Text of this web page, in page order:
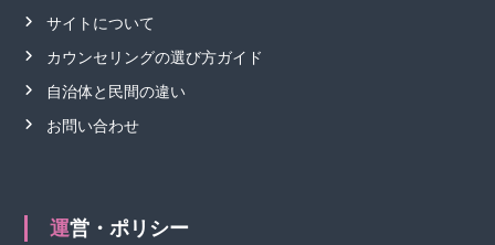
サイトについて
カウンセリングの選び方ガイド
自治体と民間の違い
お問い合わせ
運営・ポリシー